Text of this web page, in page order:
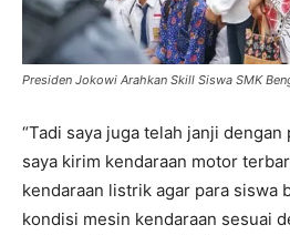
Presiden Jokowi Arahkan Skill Siswa SMK
“Tadi saya juga telah janji dengan
saya kirim kendaraan motor
kendaraan listrik agar para siswa
kondisi mesin kendaraan sesuai